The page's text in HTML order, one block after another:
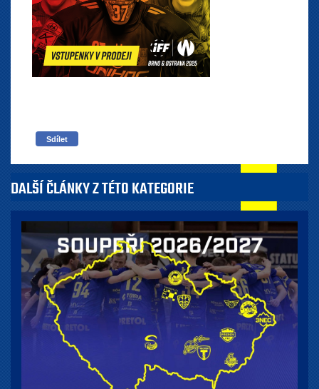
Sdílet
DALŠÍ ČLÁNKY Z TÉTO KATEGORIE